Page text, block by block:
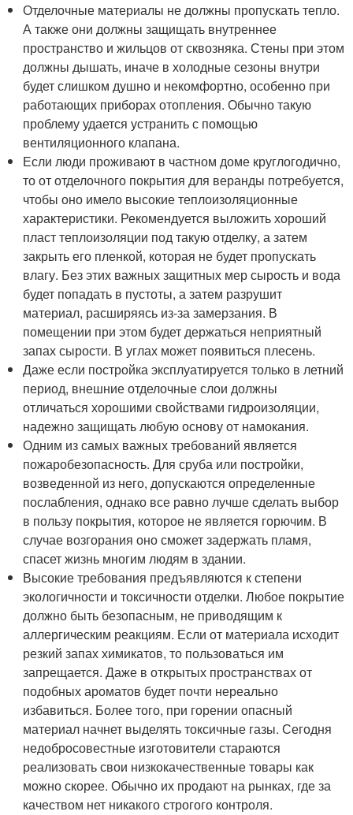
Отделочные материалы не должны пропускать тепло.
А также они должны защищать внутреннее
пространство и жильцов от сквозняка. Стены при этом
должны дышать, иначе в холодные сезоны внутри
будет слишком душно и некомфортно, особенно при
работающих приборах отопления. Обычно такую
проблему удается устранить с помощью
вентиляционного клапана.
Если люди проживают в частном доме круглогодично,
то от отделочного покрытия для веранды потребуется,
чтобы оно имело высокие теплоизоляционные
характеристики. Рекомендуется выложить хороший
пласт теплоизоляции под такую отделку, а затем
закрыть его пленкой, которая не будет пропускать
влагу. Без этих важных защитных мер сырость и вода
будет попадать в пустоты, а затем разрушит
материал, расширяясь из-за замерзания. В
помещении при этом будет держаться неприятный
запах сырости. В углах может появиться плесень.
Даже если постройка эксплуатируется только в летний
период, внешние отделочные слои должны
отличаться хорошими свойствами гидроизоляции,
надежно защищать любую основу от намокания.
Одним из самых важных требований является
пожаробезопасность. Для сруба или постройки,
возведенной из него, допускаются определенные
послабления, однако все равно лучше сделать выбор
в пользу покрытия, которое не является горючим. В
случае возгорания оно сможет задержать пламя,
спасет жизнь многим людям в здании.
Высокие требования предъявляются к степени
экологичности и токсичности отделки. Любое покрытие
должно быть безопасным, не приводящим к
аллергическим реакциям. Если от материала исходит
резкий запах химикатов, то пользоваться им
запрещается. Даже в открытых пространствах от
подобных ароматов будет почти нереально
избавиться. Более того, при горении опасный
материал начнет выделять токсичные газы. Сегодня
недобросовестные изготовители стараются
реализовать свои низкокачественные товары как
можно скорее. Обычно их продают на рынках, где за
качеством нет никакого строгого контроля.